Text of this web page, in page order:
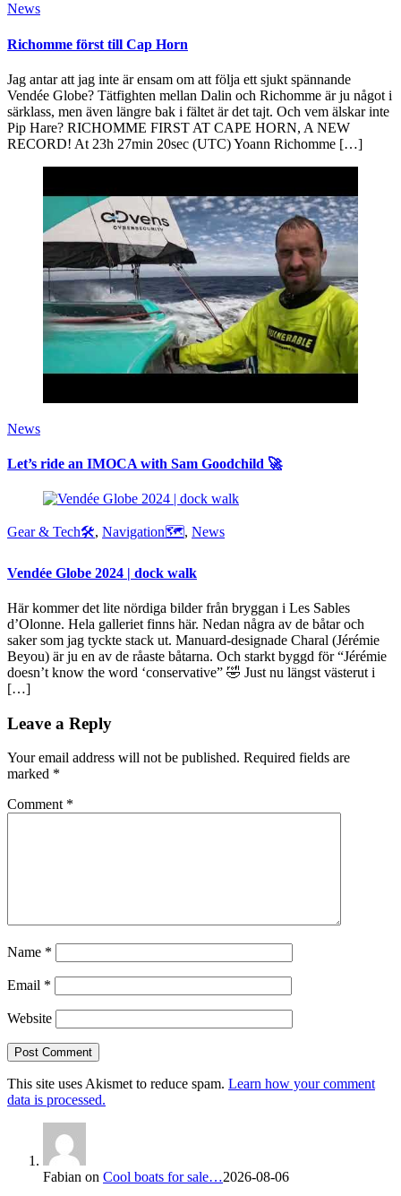
News
Richomme först till Cap Horn
Jag antar att jag inte är ensam om att följa ett sjukt spännande
Vendée Globe? Tätfighten mellan Dalin och Richomme är ju något i
särklass, men även längre bak i fältet är det tajt. Och vem älskar inte
Pip Hare? RICHOMME FIRST AT CAPE HORN, A NEW
RECORD! At 23h 27min 20sec (UTC) Yoann Richomme […]
News
Let’s ride an IMOCA with Sam Goodchild 🚀
Gear & Tech🛠, Navigation🗺, News
Vendée Globe 2024 | dock walk
Här kommer det lite nördiga bilder från bryggan i Les Sables
d’Olonne. Hela galleriet finns här. Nedan några av de båtar och
saker som jag tyckte stack ut. Manuard-designade Charal (Jérémie
Beyou) är ju en av de råaste båtarna. Och starkt byggd för “Jérémie
doesn’t know the word ‘conservative” 🤣 Just nu längst västerut i
[…]
Leave a Reply
Your email address will not be published. Required fields are
marked *
Comment *
Name *
Email *
Website
This site uses Akismet to reduce spam. Learn how your comment
data is processed.
Fabian on Cool boats for sale…2026-08-06